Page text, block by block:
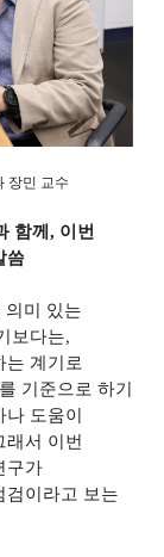
장민 교수
함께, 이번
씀
의미 있는
보다는,
는 계기로
기준으로 하기
도움이
래서 이번
구가
검이라고 보는